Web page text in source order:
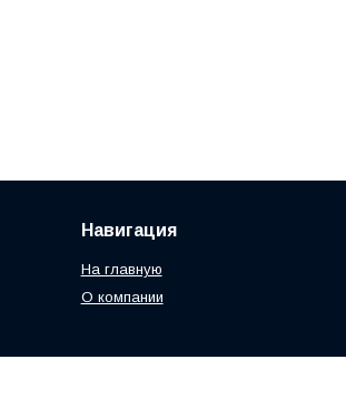
Навигация
На главную
О компании